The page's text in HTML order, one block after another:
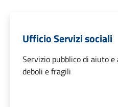
Ufficio Servizi sociali
Servizio pubblico di aiuto e
deboli e fragili